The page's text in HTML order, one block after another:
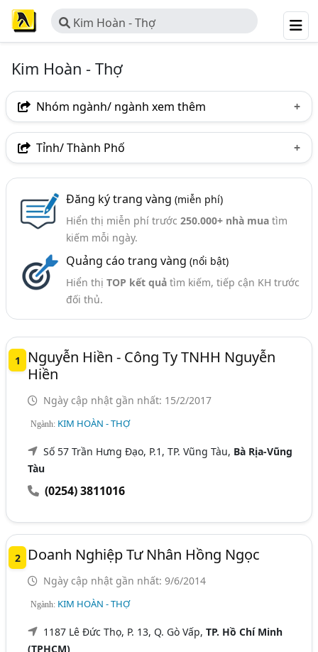
Kim Hoàn - Thợ
Kim Hoàn - Thợ
Nhóm ngành/ ngành xem thêm
Ngành nghề
Ngành xem thêm
Vàng Bạc, Đồ Trang Sức Cao Cấp - Chế Tác Và Kinh
Doanh (990)
Đồ Trang Sức Bằng Đá (69)
Đồ Trang Sức Bằng Ngọc Trai (24)
Tỉnh/ Thành Phố
Lâm Đồng
Tp. Đà Nẵng
TP. Hải Phòng
An Giang
Bắc Ninh
Lạng Sơn Nghệ An
Quảng Ninh
Quảng Trị
Thái Bình Thái Nguyên
Đắk Lắk
Long An
Quảng Nam
Đăng ký trang vàng (miễn phí)
Hiển thị miễn phí trước 250.000+ nhà muatìm
kiếm mỗi ngày.
Quảng cáo trang vàng (nổi bật)
Hiển thị TOP kết quảtìm kiếm, tiếp cận KH trước
đối thủ.
1
Nguyễn Hiền - Công Ty TNHH Nguyễn
Hiền
Ngày cập nhật gần nhất: 15/2/2017
Ngành: KIM HOÀN - THỢ
Số 57 Trần Hưng Đạo, P.1, TP. Vũng Tàu, Bà Rịa-Vũng
Tàu
(0254) 3811016
2 Doanh Nghiệp Tư Nhân Hồng Ngọc
Ngày cập nhật gần nhất: 9/6/2014
Ngành: KIM HOÀN - THỢ
1187 Lê Đức Thọ, P. 13, Q. Gò Vấp,TP. Hồ Chí Minh
(TPHCM)